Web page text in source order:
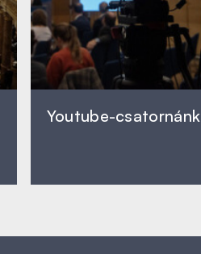
Youtube-csatornánk